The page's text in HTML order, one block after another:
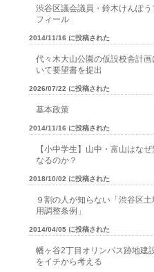
渋谷区議会議員・鈴木けんぽう
フィール
2014/11/16 に投稿された
代々木大山公園の仮設校舎計画
いて要望書を提出
2026/07/22 に投稿された
基本政策
2014/11/16 に投稿された
【小中学生】山中・富山はなぜ
なるのか？
2018/10/02 に投稿された
９割の人が知らない「渋谷区土
用調整条例」
2014/04/05 に投稿された
幡ヶ谷2丁目オリンパス跡地建
をイチから考える